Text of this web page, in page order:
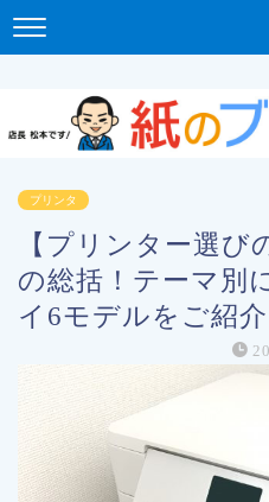
プリンタ
【プリンター選び
の総括！テーマ別
イ6モデルをご紹介